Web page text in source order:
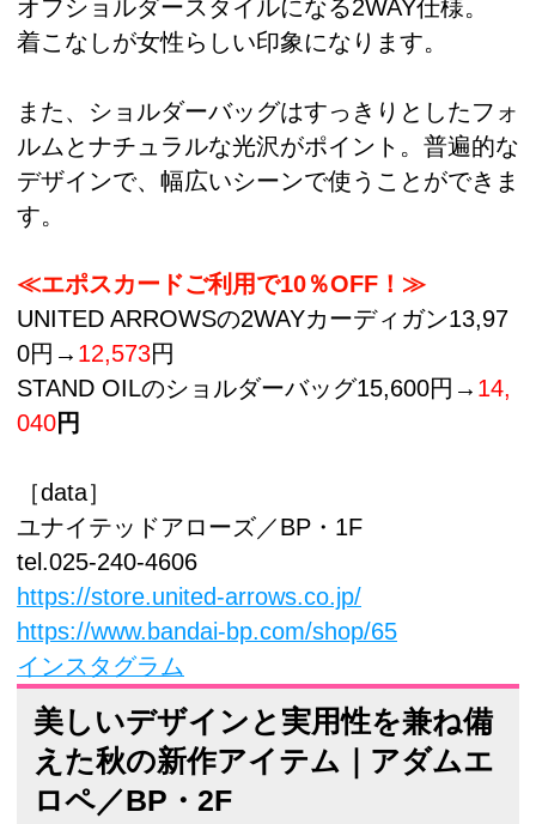
オフショルダースタイルになる2WAY仕様。
着こなしが女性らしい印象になります。
また、ショルダーバッグはすっきりとしたフォ
ルムとナチュラルな光沢がポイント。普遍的な
デザインで、幅広いシーンで使うことができま
す。
≪エポスカードご利用で10％OFF！≫
UNITED ARROWSの2WAYカーディガン13,97
0円→ 12,573円
STAND OILのショルダーバッグ15,600円→ 14,
040円
［data］
ユナイテッドアローズ／BP・1F
tel.025-240-4606
https://store.united-arrows.co.jp/
https://www.bandai-bp.com/shop/65
インスタグラム
美しいデザインと実用性を兼ね備
えた秋の新作アイテム｜アダムエ
ロペ／BP・2F